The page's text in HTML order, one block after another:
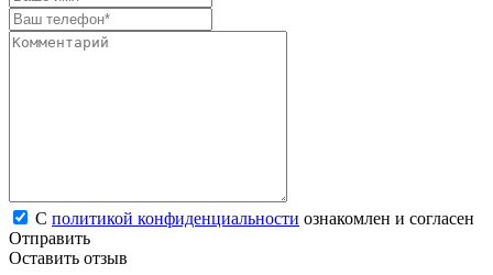
С политикой конфиденциальности ознакомлен и согласен
Отправить
Оставить отзыв